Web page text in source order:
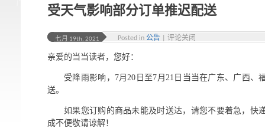
受天气影响部分订单推迟配送
七月 19th, 2021 Posted in 公告 评论关闭
亲爱的当当读者，您好：
受降雨影响，7月20日至7月21日当当在广东、广西、
送。
如果您订购的商品未能及时送达，请您不要着急，快
成不便敬请谅解！